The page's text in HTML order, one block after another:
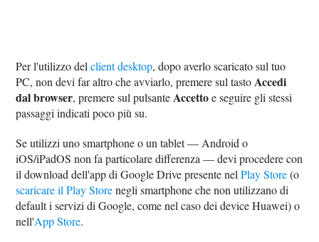
Per l'utilizzo delclient desktop, dopo averlo scaricato sul tuo
PC, non devi far altro che avviarlo, premere sul tasto Accedi
dal browser, premere sul pulsante Accettoe seguire gli stessi
passaggi indicati poco più su.
Se utilizzi uno smartphone o un tablet — Android o
iOS/iPadOS non fa particolare differenza — devi procedere con
il download dell'app di Google Drive presente nelPlay Store(o
scaricare il Play Storenegli smartphone che non utilizzano di
default i servizi di Google, come nel caso dei device Huawei) o
nell'App Store.